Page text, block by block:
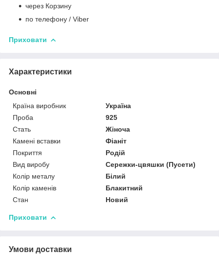
через Корзину
по телефону / Viber
Приховати
Характеристики
Основні
Країна виробник
Україна
Проба
925
Стать
Жіноча
Камені вставки
Фіаніт
Покриття
Родій
Вид виробу
Сережки-цвяшки (Пусети)
Колір металу
Білий
Колір каменів
Блакитний
Стан
Новий
Приховати
Умови доставки